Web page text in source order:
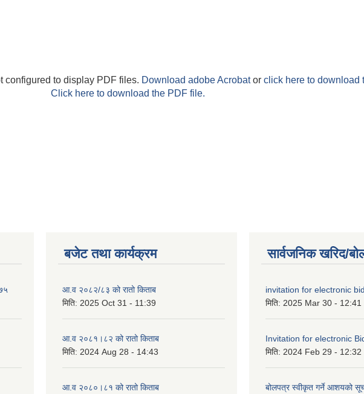
configured to display PDF files. Download adobe Acrobator click here to download
Click here to download the PDF file.
बजेट तथा कार्यक्रम
आ.व २०८२/८३ को रातो किताब
मिति: 2025 Oct 31 - 11:39
आ.व २०८१।८२ को रातो किताब
मिति: 2024 Aug 28 - 14:43
आ.व २०८०।८१ को रातो किताब
सार्वजनिक खरिद/
invitation for electronic bid
मिति: 2025 Mar 30 - 12:41
Invitation for electronic
मिति: 2024 Feb 29 - 12:32
बोलपत्र स्वीकृत गर्ने आशयको